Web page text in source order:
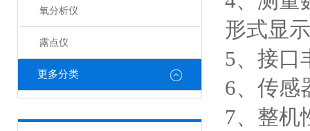
氧分析仪
露点仪
更多分类
形式显示
5、接口
6、传感
7、整机